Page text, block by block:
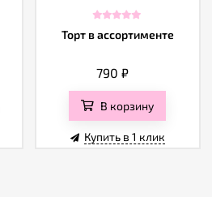
Торт в ассортименте
790₽
В корзину
Купить в 1 клик